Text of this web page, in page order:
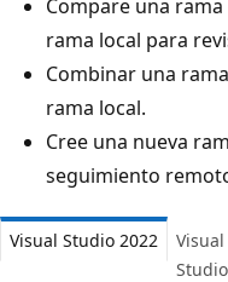
Compare una
rama local para
Combinar una
rama local.
Cree una nueva
seguimiento
Visual Studio 2022
Visual